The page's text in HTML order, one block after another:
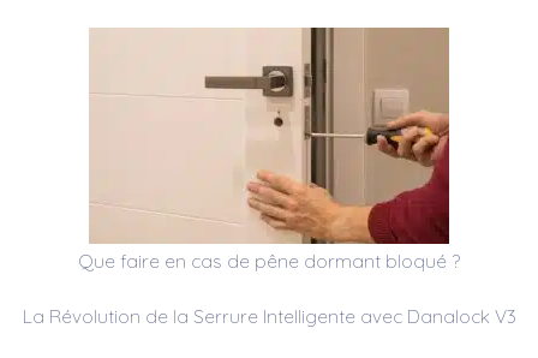
Que faire en cas de pêne dormant bloqué ?
La Révolution de la Serrure Intelligente avec Danalock V3